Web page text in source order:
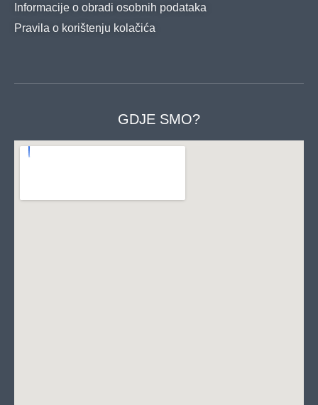
Informacije o obradi osobnih podataka
Pravila o korištenju kolačića
GDJE SMO?